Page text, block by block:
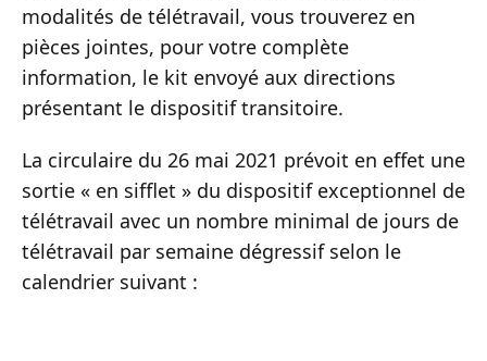
modalités de télétravail, vous trouverez en
pièces jointes, pour votre complète
information, le kit envoyé aux directions
présentant le dispositif transitoire.
La circulaire du 26 mai 2021 prévoit en effet une
sortie « en sifflet » du dispositif exceptionnel de
télétravail avec un nombre minimal de jours de
télétravail par semaine dégressif selon le
calendrier suivant :